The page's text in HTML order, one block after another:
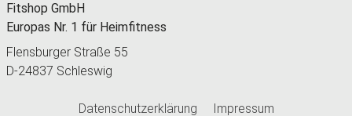
Fitshop GmbH
Europas Nr. 1 für Heimfitness
Flensburger Straße 55
D-24837 Schleswig
Datenschutzerklärung Impressum